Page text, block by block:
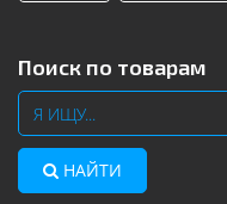
Поиск по товарам
НАЙТИ